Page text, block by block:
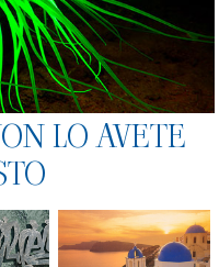
LO AVETE